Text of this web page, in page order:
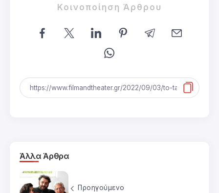
Κοινοποίηση Άρθρου
Άλλα Άρθρα
Προηγούμενο